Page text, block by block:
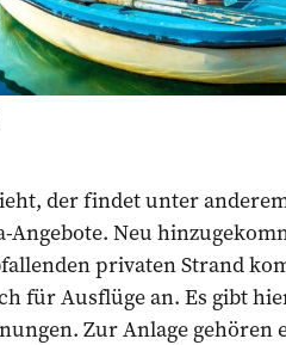
der findet unter
Angebote. Neu
privaten Strand
für Ausflüge an. Es gibt
Zur Anlage